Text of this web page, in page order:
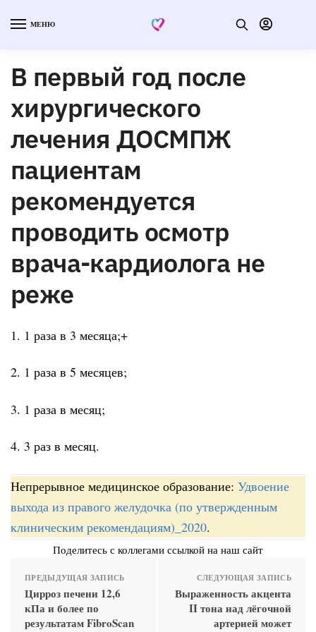
МЕНЮ
В первый год после
хирургического
лечения ДОСМПЖ
пациентам
рекомендуется
проводить осмотр
врача-кардиолога не
реже
1. 1 раза в 3 месяца;+
2. 1 раза в 5 месяцев;
3. 1 раза в месяц;
4. 3 раз в месяц.
Непрерывное медицинское образование: Удвоение
выхода из правого желудочка (по утвержденным
клиническим рекомендациям)_2020.
Поделитесь с коллегами ссылкой на наш сайт
ПРЕДЫДУЩАЯ ЗАПИСЬ
Цирроз печени 12,6
кПа и более по
результатам FibroScan
СЛЕДУЮЩАЯ ЗАПИСЬ
Выраженность акцента
II тона над лёгочной
артерией может